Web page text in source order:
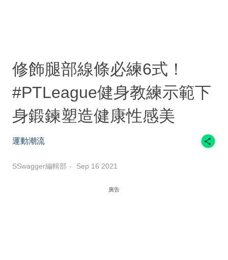
修飾腿部線條必練6式！
#PTLeague健身教練示範下
身鍛鍊塑造健康性感美
運動潮流
SSwagger編輯部 Sep 16 2021
廣告